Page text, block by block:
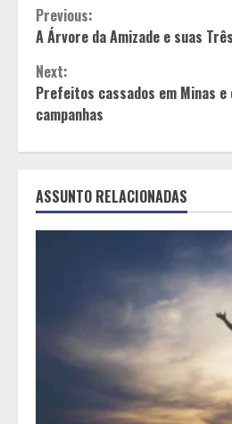
Continue
Reading
Previous:
A Árvore da Amizade e suas
Next:
Prefeitos cassados em Minas e
campanhas
ASSUNTO RELACIONADAS